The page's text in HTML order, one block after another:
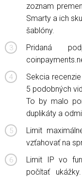
zoznam
Smarty a ich
šablóny.
Pridaná
Sekcia
5 podobných
To by malo
duplikáty a
Limit
vzťahovať na
Limit IP vo
počítať